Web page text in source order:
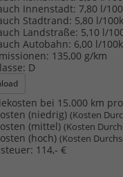
Innenstadt: 7,80 l/
Stadtrand: 5,80 l/
Landstraße: 5,10 l/
Autobahn: 6,00 l/
135,00 g/km
D
bei 15.000 km
(niedrig) (Kosten
(mittel) (Kosten
(hoch) (Kosten
114,- €